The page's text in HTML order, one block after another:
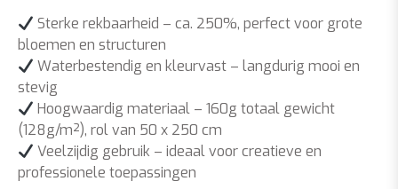
Sterke rekbaarheid – ca. 250%, perfect voor grote
bloemen en structuren
Waterbestendig en kleurvast – langdurig mooi en
stevig
Hoogwaardig materiaal – 160g totaal gewicht
(128g/m²), rol van 50 x 250 cm
Veelzijdig gebruik – ideaal voor creatieve en
professionele toepassingen